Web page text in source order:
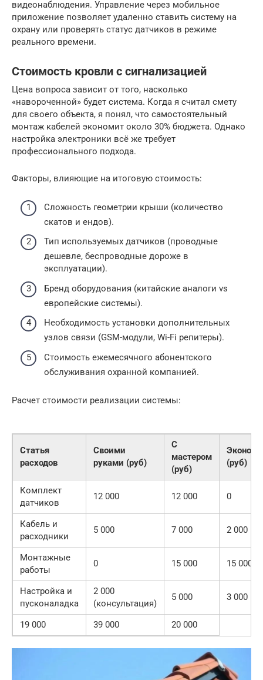
видеонаблюдения. Управление через мобильное
приложение позволяет удаленно ставить систему на
охрану или проверять статус датчиков в режиме
реального времени.
Стоимость кровли с сигнализацией
Цена вопроса зависит от того, насколько
«навороченной» будет система. Когда я считал смету
для своего объекта, я понял, что самостоятельный
монтаж кабелей экономит около 30% бюджета. Однако
настройка электроники всё же требует
профессионального подхода.
Факторы, влияющие на итоговую стоимость:
Сложность геометрии крыши (количество
скатов и ендов).
Тип используемых датчиков (проводные
дешевле, беспроводные дороже в
эксплуатации).
Бренд оборудования (китайские аналоги vs
европейские системы).
Необходимость установки дополнительных
узлов связи (GSM-модули, Wi-Fi репитеры).
Стоимость ежемесячного абонентского
обслуживания охранной компанией.
Расчет стоимости реализации системы:
Статья
расходов
Своими
руками (руб)
С
мастером
(руб)
(руб)
Комплект
датчиков
12 000 12 000 0
Кабель и
расходники
5 000 7 000 2 000
Монтажные
работы
0 15 000 15 000
Настройка и
пусконаладка
2 000
(консультация)
5 000 3 000
19 000 39 000 20 000